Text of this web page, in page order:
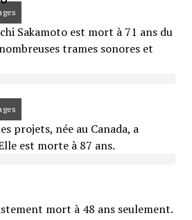
Sakamoto est mort à 71 ans du
trames sonores et
projets, née au Canada, a
est morte à 87 ans.
mort à 48 ans seulement.